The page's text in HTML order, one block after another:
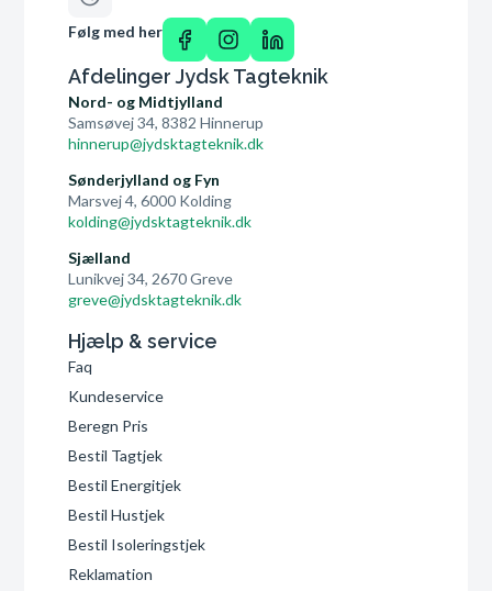
Følg med her
Afdelinger Jydsk Tagteknik
Nord- og Midtjylland
Samsøvej 34, 8382 Hinnerup
hinnerup@jydsktagteknik.dk
Sønderjylland og Fyn
Marsvej 4, 6000 Kolding
kolding@jydsktagteknik.dk
Sjælland
Lunikvej 34, 2670 Greve
greve@jydsktagteknik.dk
Hjælp & service
Faq
Kundeservice
Beregn Pris
Bestil Tagtjek
Bestil Energitjek
Bestil Hustjek
Bestil Isoleringstjek
Reklamation